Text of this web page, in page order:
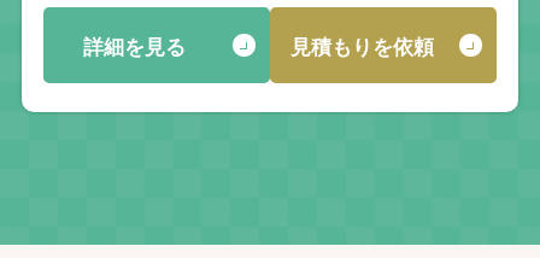
詳細を見る 見積もりを依頼